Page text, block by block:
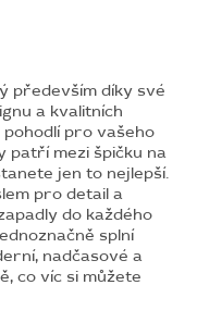
především díky své
a kvalitních
pohodlí pro vašeho
patří mezi špičku na
jen to nejlepší.
pro detail a
do každého
splní
nadčasové a
co víc si můžete